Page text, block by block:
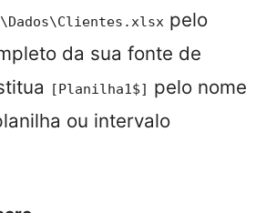
pelo
da sua fonte de
[Planilha1$]
pelo nome
ou intervalo